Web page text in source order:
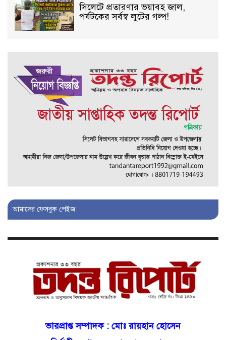
সিলেটে প্রতারণার ভয়াবহ জাল,
পর্যটকের সর্বস্ব লুটের গল্প!
বিআইডিসি’তে ১৫ বছরের দখলদারিত্ব
কিশোরীকে যৌনপীড়নের পর
ভ্রূণহত্যার অপচেষ্টা, গোয়াইনঘাট জুড়ে
চাঞ্চল্য!
মোগলাবাজার থানা কার কবলে?
গোয়াইনঘাটে বিজিবির নাম ভাঙিয়ে
ঘুষের রাজত্ব!
যন্ত্র বিকলের বাহানা: বেসরকারির
শোষণে জিম্মি ওসমানীর রোগীরা!
শাহপরানের পর মোগলাবাজারেও ওসি
মনিরের ত্রাসের রাজত্ব, মুখ খুললেন
আমাদের ফেসবুক পেইজ
ভারপ্রাপ্ত সম্পাদক : মোঃ রায়হান হোসেন